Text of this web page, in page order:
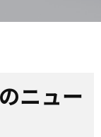
ニュー